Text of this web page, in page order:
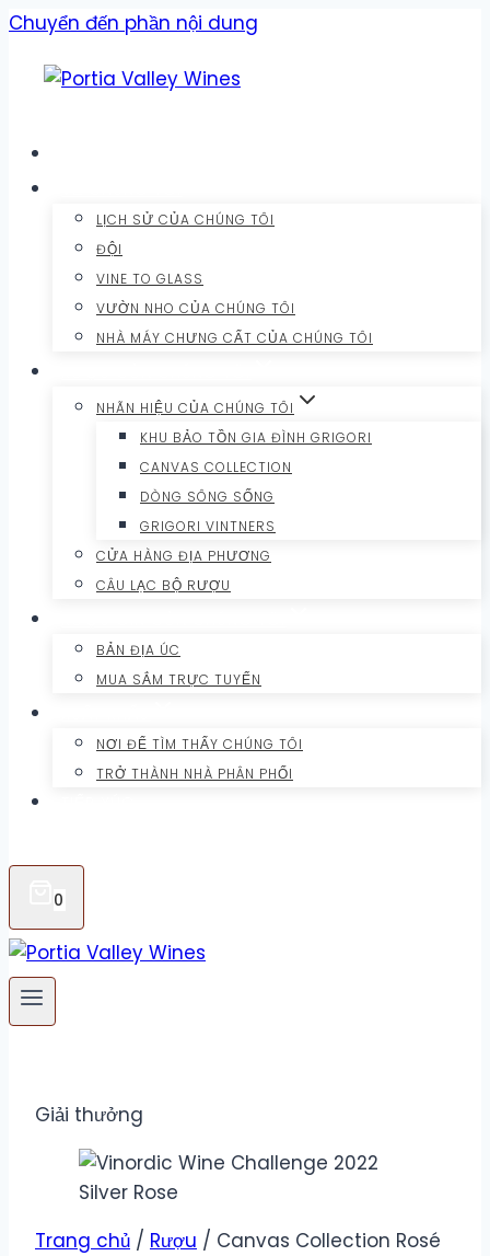
Chuyển đến phần nội dung
LỊCH SỬ CỦA CHÚNG TÔI
ĐỘI
VINE TO GLASS
VƯỜN NHO CỦA CHÚNG TÔI
NHÀ MÁY CHƯNG CẤT CỦA CHÚNG TÔI
NHÃN HIỆU CỦA CHÚNG TÔI
KHU BẢO TỒN GIA ĐÌNH GRIGORI
CANVAS COLLECTION
DÒNG SÔNG SỐNG
GRIGORI VINTNERS
CỬA HÀNG ĐỊA PHƯƠNG
CÂU LẠC BỘ RƯỢU
BẢN ĐỊA ÚC
MUA SẮM TRỰC TUYẾN
NƠI ĐỂ TÌM THẤY CHÚNG TÔI
TRỞ THÀNH NHÀ PHÂN PHỐI
0
Giải thưởng
Trang chủ / Rượu / Canvas Collection Rosé